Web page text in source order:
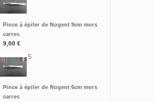
Pince à épiler de Nogent 9cm mors
carres
9,00 €
5
Pince à épiler de Nogent 6cm mors
carres